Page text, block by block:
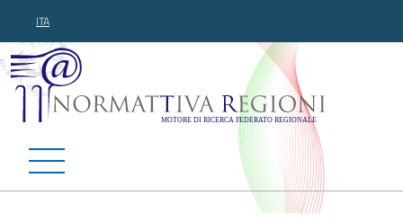
ITA
Normattiva Regioni -